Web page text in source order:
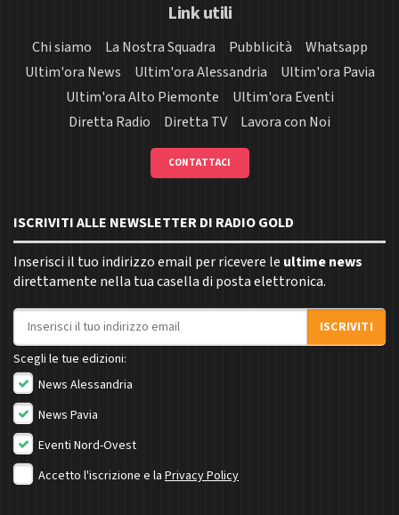
Link utili
Chi siamo La Nostra Squadra Pubblicità
Whatsapp
Ultim'ora News
Ultim'ora Alessandria
Ultim'ora Pavia
Ultim'ora Alto Piemonte
Ultim'ora Eventi
Diretta Radio
Diretta TV Lavora con Noi
CONTATTACI
ISCRIVITI ALLE NEWSLETTER DI RADIO GOLD
Inserisci il tuo indirizzo email per ricevere le ultime news
direttamente nella tua casella di posta elettronica.
Indirizzo email
ISCRIVITI
Scegli le tue edizioni:
News Alessandria
News Pavia
Eventi Nord-Ovest
Accetto l'iscrizione e la Privacy Policy